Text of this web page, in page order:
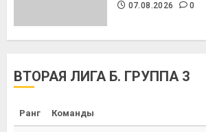
07.08.2026 0
ВТОРАЯ ЛИГА Б. ГРУППА 3
Ранг Команды